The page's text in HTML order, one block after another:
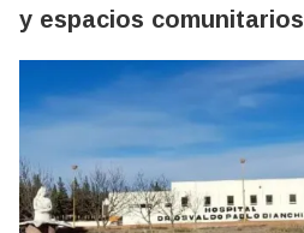
y espacios comunitarios